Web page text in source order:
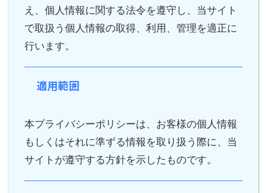
え、個人情報に関する法令を遵守し、当サイト
で取扱う個人情報の取得、利用、管理を適正に
行います。
適用範囲
本プライバシーポリシーは、お客様の個人情報
もしくはそれに準ずる情報を取り扱う際に、当
サイトが遵守する方針を示したものです。